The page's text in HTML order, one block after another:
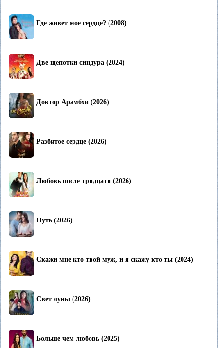
Где живет мое сердце? (2008)
Две щепотки синдура (2024)
Доктор Арамбхи (2026)
Разбитое сердце (2026)
Любовь после тридцати (2026)
Путь (2026)
Скажи мне кто твой муж, и я скажу кто ты (2024)
Свет луны (2026)
Больше чем любовь (2025)